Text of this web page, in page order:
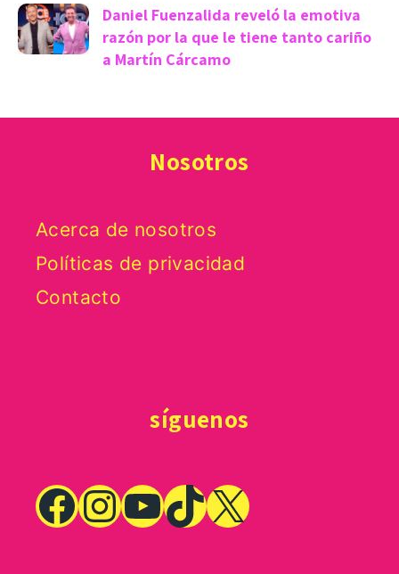
Daniel Fuenzalida reveló la emotiva
razón por la que le tiene tanto cariño
a Martín Cárcamo
Nosotros
Acerca de nosotros
Políticas de privacidad
Contacto
síguenos